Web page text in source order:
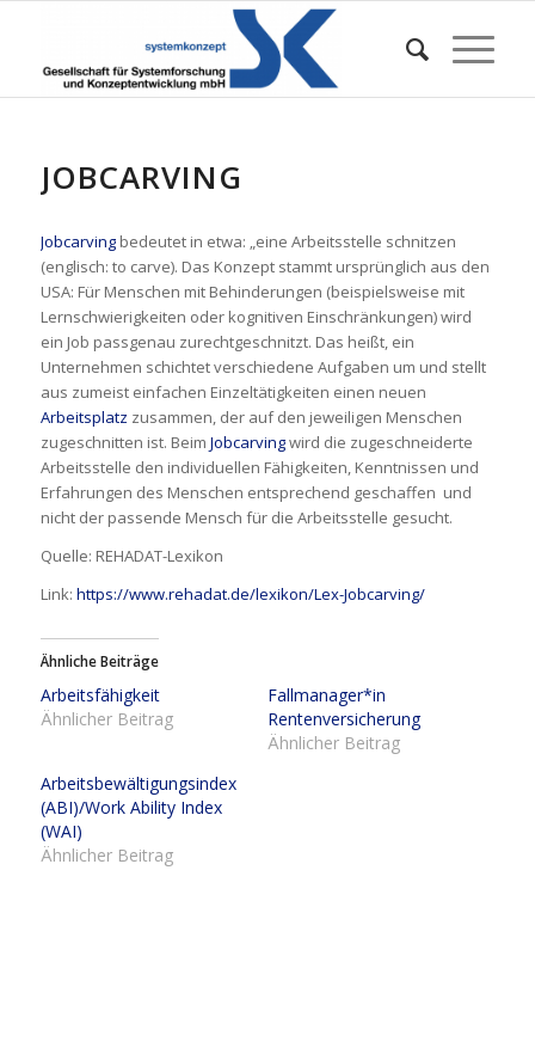
JOBCARVING
Jobcarvingbedeutet in etwa: „eine Arbeitsstelle schnitzen
(englisch: to carve). Das Konzept stammt ursprünglich aus den
USA: Für Menschen mit Behinderungen (beispielsweise mit
Lernschwierigkeiten oder kognitiven Einschränkungen) wird
ein Job passgenau zurechtgeschnitzt. Das heißt, ein
Unternehmen schichtet verschiedene Aufgaben um und stellt
aus zumeist einfachen Einzeltätigkeiten einen neuen
Arbeitsplatz zusammen, der auf den jeweiligen Menschen
zugeschnitten ist. Beim Jobcarvingwird die zugeschneiderte
Arbeitsstelle den individuellen Fähigkeiten, Kenntnissen und
Erfahrungen des Menschen entsprechend geschaffen  und
nicht der passende Mensch für die Arbeitsstelle gesucht.
Quelle: REHADAT-Lexikon
Link: https://www.rehadat.de/lexikon/Lex-Jobcarving/
Ähnliche Beiträge
Arbeitsfähigkeit
Ähnlicher Beitrag
Fallmanager*in
Rentenversicherung
Ähnlicher Beitrag
Arbeitsbewältigungsindex
(ABI)/Work Ability Index
(WAI)
Ähnlicher Beitrag